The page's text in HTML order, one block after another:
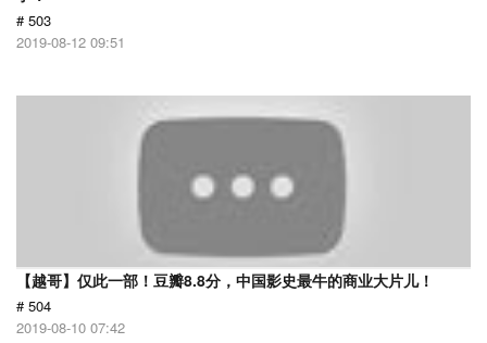
# 503
2019-08-12 09:51
【越哥】仅此一部！豆瓣8.8分，中国影史最牛的商业大片儿！
# 504
2019-08-10 07:42